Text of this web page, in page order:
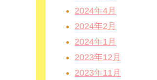
2024年4月
2024年2月
2024年1月
2023年12月
2023年11月